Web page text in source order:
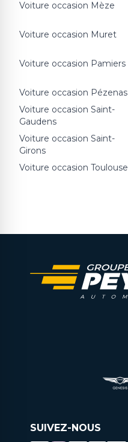
Voiture occasion Mèze
Voiture occasion Muret
Voiture occasion Pamiers
Voiture occasion Pézenas
Voiture occasion Saint-
Gaudens
Voiture occasion Saint-
Girons
Voiture occasion Toulouse
SUIVEZ-NOUS